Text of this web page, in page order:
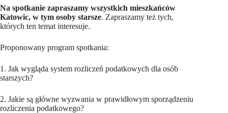
Na spotkanie zapraszamy wszystkich mieszkańców
Katowic, w tym osoby starsze. Zapraszamy też tych,
których ten temat interesuje.
Proponowany program spotkania:
1. Jak wygląda system rozliczeń podatkowych dla osób
starszych?
2. Jakie są główne wyzwania w prawidłowym sporządzeniu
rozliczenia podatkowego?